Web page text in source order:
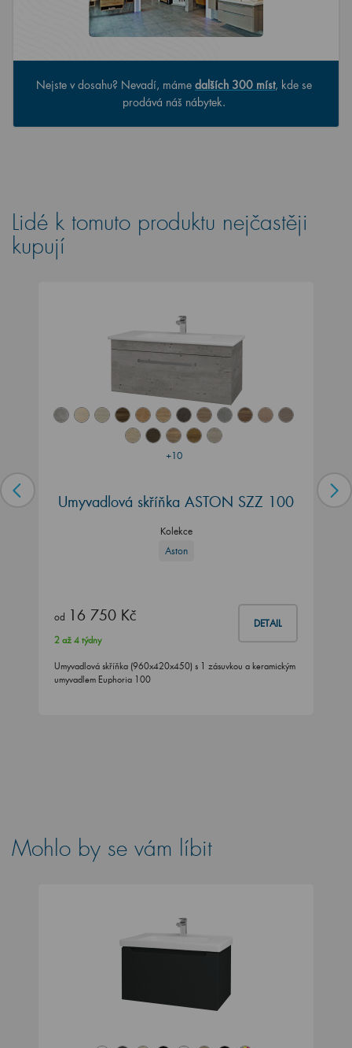
Nejste v dosahu? Nevadí, máme dalších 300 míst, kde se
prodává náš nábytek.
Lidé k tomuto produktu nejčastěji
kupují
+10
Umyvadlová skříňka ASTON SZZ 100
Kolekce
Aston
od 16 750 Kč DETAIL
2 až 4 týdny
Umyvadlová skříňka (960x420x450) s 1 zásuvkou a keramickým
umyvadlem Euphoria 100
Mohlo by se vám líbit